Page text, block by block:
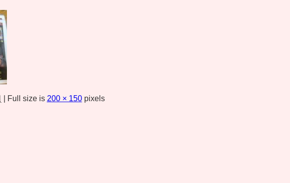
Full size is 200 × 150pixels